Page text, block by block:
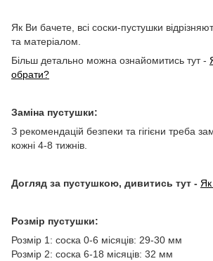
Як Ви бачете, всі соски-пустушки
та матеріалом.
Більш детально можна ознайомитись тут -
обрати?
Заміна пустушки:
З рекомендацій безпеки та гігієни треба
кожні 4-8 тижнів.
Догляд за пустушкою, дивитись тут - Як
Розмір пустушки:
Розмір 1: соска 0-6 місяців: 29-30 мм
Розмір 2: соска 6-18 місяців: 32 мм